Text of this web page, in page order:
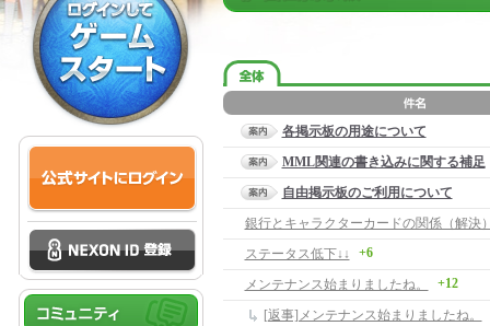
各掲示板の用途について
MML関連の書き込みに関する補足
自由掲示板のご利用について
銀行とキャラクターカードの関係（解決
ステータス低下↓↓
+6
メンテナンス始まりましたね。 +12
[返事]メンテナンス始まりましたね。